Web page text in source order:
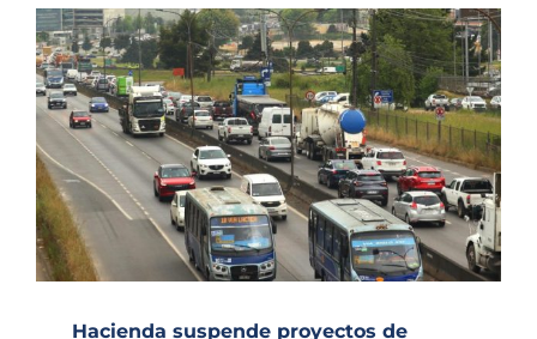
Hacienda suspende proyectos de